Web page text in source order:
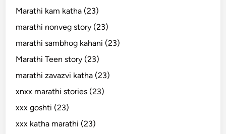
Marathi kam katha (23)
marathi nonveg story (23)
marathi sambhog kahani (23)
Marathi Teen story (23)
marathi zavazvi katha (23)
xnxx marathi stories (23)
xxx goshti (23)
xxx katha marathi (23)